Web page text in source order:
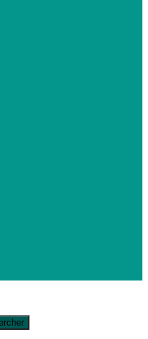
boîtes à savon du club